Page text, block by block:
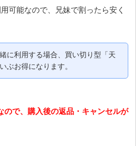
可能なので、兄妹で割ったら安く
に利用する場合、買い切り型「天
ぶお得になります。
ので、購入後の返品・キャンセルが